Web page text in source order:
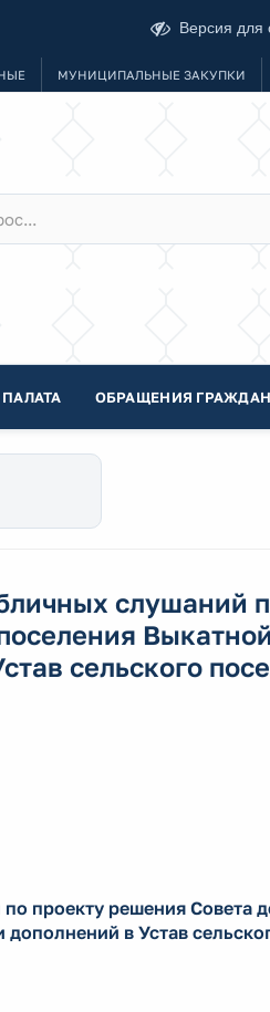
Версия для
МУНИЦИПАЛЬНЫЕ ЗАКУПКИ
ОБРАЩЕНИЯ ГРАЖДАН
слушаний
сельского
проекту решения Совета
в Устав